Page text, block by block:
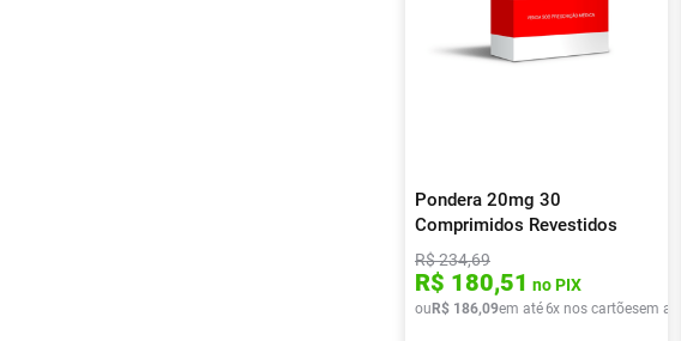
Pondera 20mg 30
Comprimidos Revestidos
R$234,69
R$ 180,51 no PIX
ou R$ 186,09em até6x nos cartõesem até